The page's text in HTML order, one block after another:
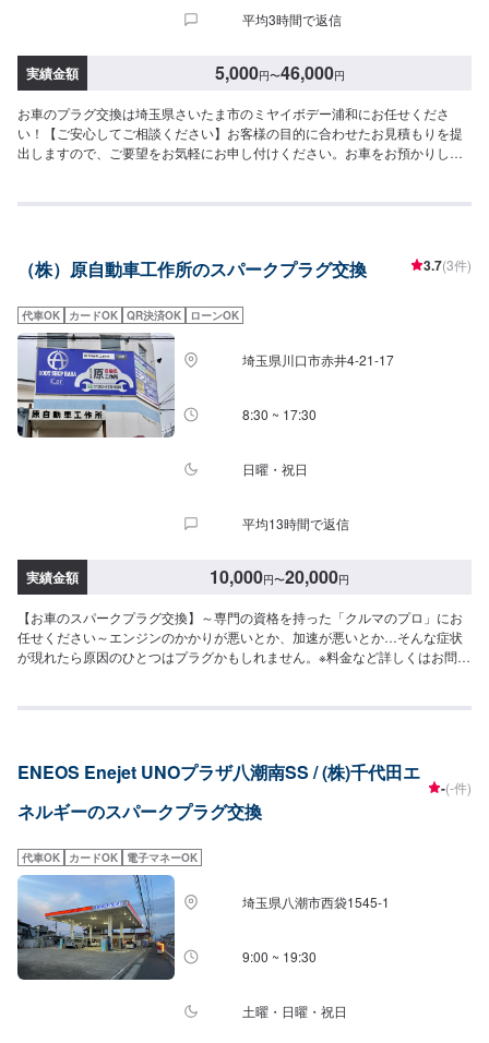
平均3時間で返信
実績金額 5,000円〜46,000円
お車のプラグ交換は埼玉県さいたま市のミヤイボデー浦和にお任せくださ
い！【ご安心してご相談ください】お客様の目的に合わせたお見積もりを提
出しますので、ご要望をお気軽にお申し付けください。お車をお預かりし
す。お車のことでご不明な点や、不安な点はしっかり伺い、丁寧に説明させ
作成【3】車のお預かり【4】修理開始【5】修理終了・お支払い【6】アフタ
しすることもできますので事前にご相談ください。代車は、ご希望の車種が
お選びいただけ、ほぼすべてにETC、ナビが付いております。※代車の燃料代
はお客様にご負担いただいております。【定休日・営業時間】定休日：不定
休日曜日はお問い合わせください。営業時間：9:00~18:00
（株）原自動車工作所のスパークプラグ交換 3.7(3件)
代車OK カードOK QR決済OK ローンOK
埼玉県川口市赤井4-21-17
8:30 ~ 17:30
日曜・祝日
平均13時間で返信
実績金額 10,000円〜20,000円
【お車のスパークプラグ交換】～専門の資格を持った「クルマのプロ」にお
任せください～エンジンのかかりが悪いとか、加速が悪いとか…そんな症状
が現れたら原因のひとつはプラグかもしれません。※料金など詳しくはお問合
い。※色は選べませんお客様の大切なお車をトータルサポート！クルマに関す
ニーズに応えたご提案をいたします。高い信頼性、高い修理技術埼玉県川口
市の原自動車工作所は大手ディーラー・損害保険ジャパン日本興亜の修理指
定工場です。【45年の実績】●1969年創業！●40年の経験で積み上げたノウ
ツの対応もいたします。※パーツの不備などにより、取り付けができなかった
場合でも、動作確認などで発生した工賃をご請求させていただきますので、
あらかじめご了承ください。【代車について】無料代車（無保険時）を24台
ご用意しております。燃料代はお客さま負担となりますので、ご了承くださ
い。【営業時間・定休日】営業時間：8:30〜17:30定休日：日・祝・第一、第
三月曜日
ENEOS Enejet UNOプラザ八潮南SS / (株)千代田エ
ネルギーのスパークプラグ交換
-(-件)
代車OK カードOK 電子マネーOK
埼玉県八潮市西袋1545-1
9:00 ~ 19:30
土曜・日曜・祝日